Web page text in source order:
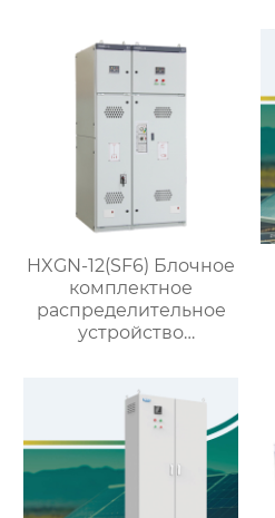
HXGN-12(SF6) Блочное
комплектное
распределительное
устройство